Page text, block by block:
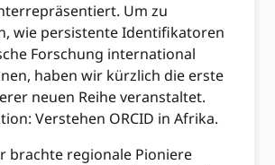
Um zu
wie persistente Identifikatoren
Forschung international
haben wir kürzlich die erste
neuen Reihe veranstaltet.
Verstehen ORCID in Afrika.
brachte regionale Pioniere